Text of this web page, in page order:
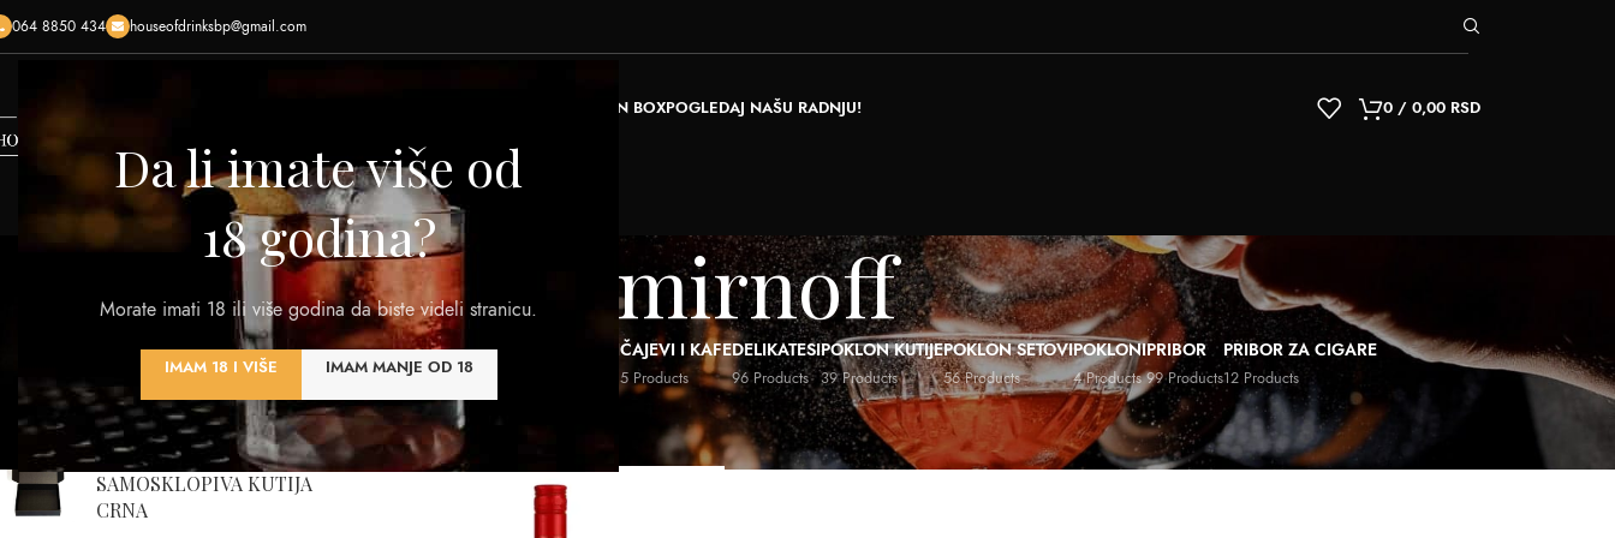
Da li imate više od
18 godina?
Morate imati 18 ili više godina da biste videli stranicu.
IMAM 18 I VIŠE IMAM MANJE OD 18
064 8850 434 houseofdrinksbp@gmail.com
KREIRAJ POKLON BOXPOGLEDAJ NAŠU RADNJU! 0 / 0,00 RSD
Smirnoff
320 Products
RAKIJA
108 Products
VISKI
125 Products
DESTILATI
201 Products
PIVA
0 Products
OSTALI NAPICIČAJEVI I KAFE
5 Products
DELIKATESI
96 Products
POKLON KUTIJE
39 Products
POKLON SETOVI
56 Products
POKLONI
4 Products
PRIBOR
99 Products
PRIBOR ZA CIGARE
12 Products
NAJBOLJE OCENJENI
FORMAT TROSLOJNA
SAMOSKLOPIVA KUTIJA
CRNA
Početna Proizvod Proizvodjač Smirnoff Show 9 12 18 24